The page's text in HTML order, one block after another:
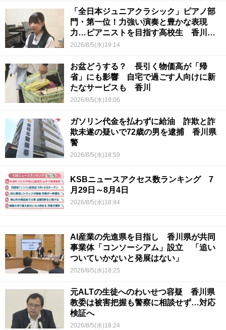
「全日本ジュニアクラシック」ピアノ部
門・第一位！力強い演奏と豊かな表現
力…ピアニストを目指す高校生 香川
【青春のキセキ】
2026/8/5(水)19:14
お盆どうする？ 長引く物価高が「帰
省」にも影響 自宅で過ごす人向けに新
たなサービスも 香川
2026/8/5(水)19:06
ガソリン代金を払わずに給油 詐欺と詐
欺未遂の疑いで72歳の男を逮捕 香川県
警
2026/8/5(水)18:59
KSBニュースアクセス数ランキング 7
月29日～8月4日
2026/8/5(水)18:44
AI産業の先進県を目指し 香川県が共同
事業体「コンソーシアム」設立 「追い
ついていかないと発展はない」
2026/8/5(水)18:25
元ALTの生徒へのわいせつ容疑 香川県
教委は被害把握も警察に相談せず…対応
検証へ
2026/8/5(水)18:24